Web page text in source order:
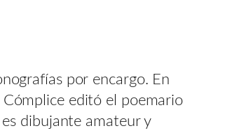
por encargo. En
editó el poemario
dibujante amateur y